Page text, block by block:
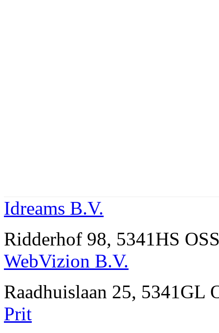
Idreams B.V.
Ridderhof 98, 5341HS
WebVizion B.V.
Raadhuislaan 25, 5341GL
Prit